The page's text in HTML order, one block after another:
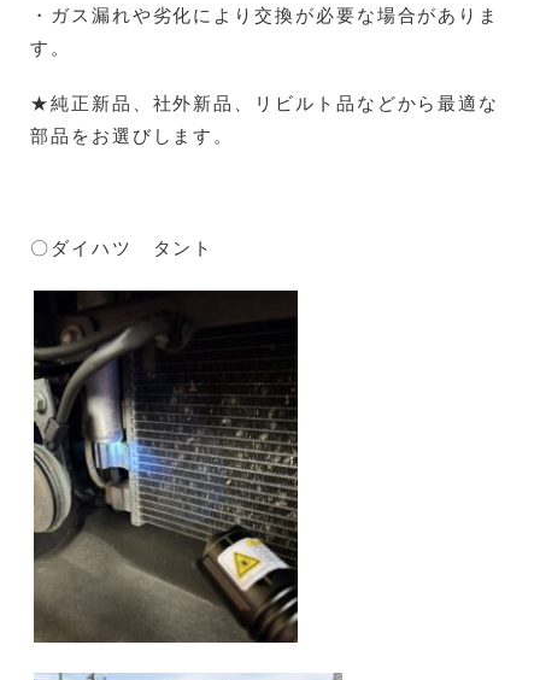
・ガス漏れや劣化により交換が必要な場合がありま
す。
★純正新品、社外新品、リビルト品などから最適な
部品をお選びします。
〇ダイハツ タント